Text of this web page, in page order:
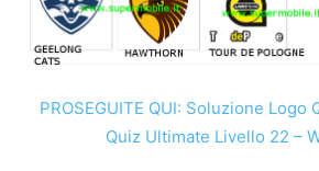
PROSEGUITE QUI: Soluzione Logo
Quiz Ultimate Livello 22 –